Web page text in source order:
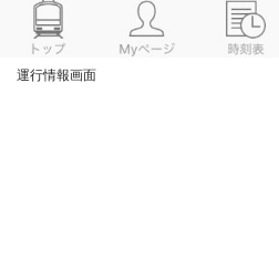
運行情報画面